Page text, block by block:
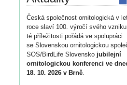
Česká společnost ornitologická v
roce slaví 100. výročí svého
té příležitosti pořádá ve spolupráci
se Slovenskou ornitologickou
SOS/BirdLife Slovensko jubilejní
ornitologickou konferenci ve
18. 10. 2026 v Brně.